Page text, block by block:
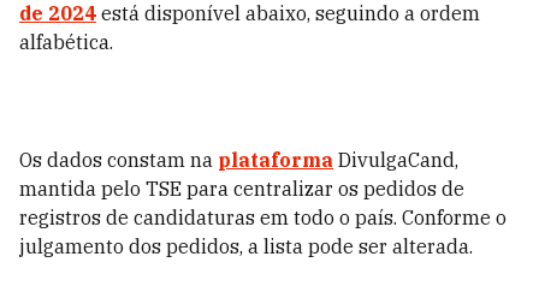
de 2024 está disponível abaixo, seguindo a ordem
alfabética.
Os dados constam na plataforma DivulgaCand,
mantida pelo TSE para centralizar os pedidos de
registros de candidaturas em todo o país. Conforme o
julgamento dos pedidos, a lista pode ser alterada.